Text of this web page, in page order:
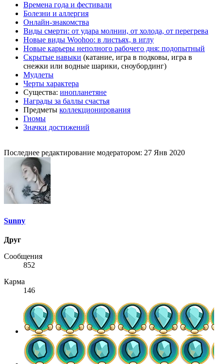
Времена года и фестивали
Болезни и аллергия
Онлайн-знакомства
Виды смерти: от удара молнии, от холода, от перегрева
Новые виды Woohoo: в листьях, в иглу
Новые карьеры неполного рабочего дня: подопытный
Скрытые навыки (катание, игра в подковы, игра в
снежки или водные шарики, сноубординг)
Мудлеты
Черты характера
Существа: инопланетяне
Награды за баллы счастья
Предметы коллекционирования
Гномы
Значки достижений
Последнее редактирование модератором: 27 Янв 2020
Sunny
Друг
Сообщения
852
Карма
146